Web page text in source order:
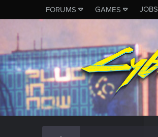
FORUMS GAMES JOBS